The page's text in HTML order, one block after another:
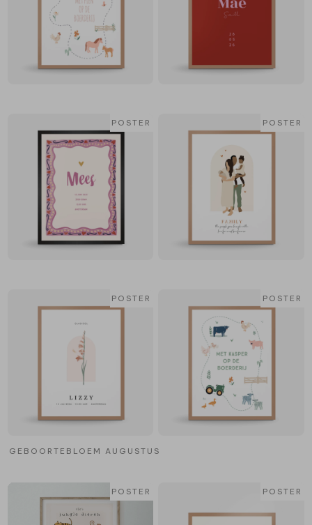
POSTER POSTER
POSTER
GEBOORTEBLOEM AUGUSTUS
POSTER
POSTER POSTER